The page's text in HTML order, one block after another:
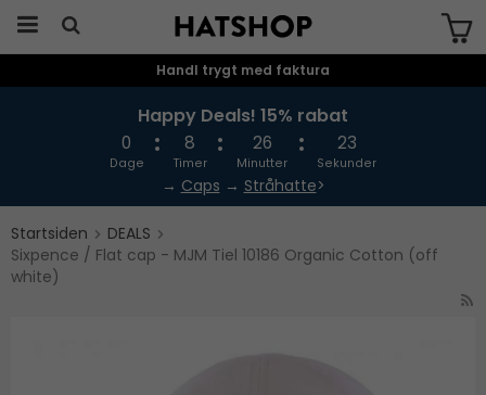
Produktet er blevet tilføjet til din
Handl trygt med faktura
Happy Deals! 15% rabat
0
Dage
8
Timer
26
Minutter
23
Sekunder
→ Caps → Stråhatte>
Startsiden
DEALS
Sixpence / Flat cap - MJM Tiel 10186 Organic Cotton (off
white)